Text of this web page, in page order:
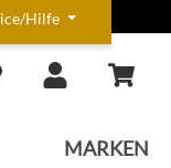
Hilfe
MARKEN